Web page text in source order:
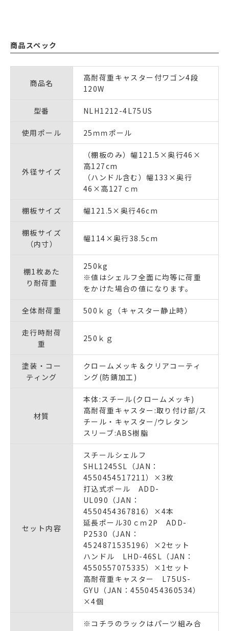
商品スペック
商品名
高耐荷重キャスター付ワゴン4段
120W
型番 NLH1212-4L75US
使用ポール 25ｍｍポール
外径サイズ
（棚板のみ）幅121.5×奥行46×
高127cm
（ハンドル含む）幅133×奥行
46×高127ｃｍ
棚板サイズ 幅121.5×奥行46cm
棚板サイズ
（内寸）
幅114×奥行38.5cm
棚1枚あた
り耐荷重
250kg
※値はシェルフ全面に均等に荷重
をかけた場合の値になります。
全体耐荷重 500ｋｇ（キャスター静止時）
走行時耐荷
重
250ｋｇ
塗装・コー
ティング
クロームメッキ＆クリアコーティ
ング(防錆加工)
材質
本体:スチール(クロームメッキ)
高耐荷重キャスター:取り付け部/ス
チール・キャスター/ウレタン
スリーブ:ABS樹脂
セット内容
スチールシェルフ
SHL1245SL（JAN：
4550454517211）×3枚
打込式ポール ADD-
UL090（JAN：
4550454367816）×4本
延長ポール30ｃｍ2P ADD-
P2530（JAN：
4524871535196）×2セット
ハンドル LHD-46SL（JAN：
4550557075335）×1セット
高耐荷重キャスター L75US-
GYU（JAN：4550454360534）
×4個
※コチラのラックはパーツ組み合